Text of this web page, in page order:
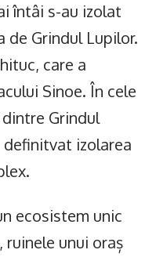
întâi s-au izolat
de Grindul Lupilor.
care a
Sinoe. În cele
Grindul
definitvat izolarea
ecosistem unic
ruinele unui oraș